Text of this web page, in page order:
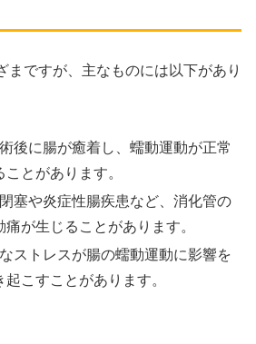
まですが、主なものには以下があり
後に腸が癒着し、蠕動運動が正常
とがあります。
塞や炎症性腸疾患など、消化管の
が生じることがあります。
ストレスが腸の蠕動運動に影響を
こすことがあります。